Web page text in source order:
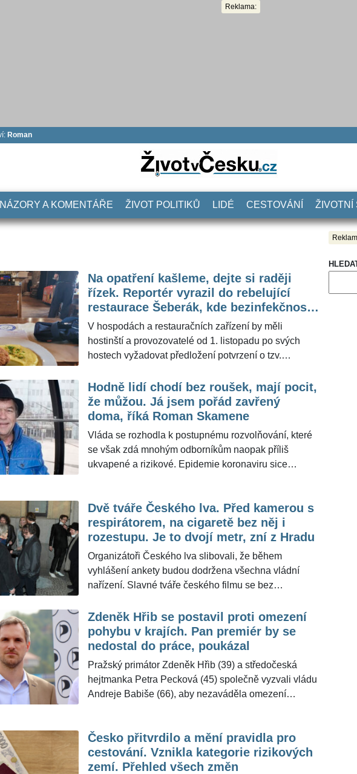
Reklama:
Roman
NÁZORY A KOMENTÁŘE ŽIVOT POLITIKŮ LIDÉ CESTOVÁNÍ ŽIVOTNÍ
Na opatření kašleme, dejte si raději
řízek. Reportér vyrazil do rebelující
restaurace Šeberák, kde bezinfekčnost
hostů neřeší. Tohle se dělo uvnitř
V hospodách a restauračních zařízení by měli
hostinští a provozovatelé od 1. listopadu po svých
hostech vyžadovat předložení potvrzení o tzv.
že vládní nařízení budou ignorovat. Jedním z
rebelujících podniků je také restaurace Šeberák v
pražských Kunraticích. Reportér portálu
personál svým hostům opravdu umožní návrat do
»starých časů«, kdy se v hospodách nic nehlídalo a
přijít mohl každý, kdo měl peníze. "Na vládní nařízení
nebudeme," vysvětlila obsluha známé restaurace
Šeberák, kde je majitelem nejznámější rebelant
Jakub Olbert.
Hodně lidí chodí bez roušek, mají pocit,
že můžou. Já jsem pořád zavřený
doma, říká Roman Skamene
Vláda se rozhodla k postupnému rozvolňování, které
se však zdá mnohým odborníkům naopak příliš
ukvapené a rizikové. Epidemie koronaviru sice
Romana Skamene (66) je problém v tom, že lidé se
neponaučili a hodně z nich přes platnost nošení
ochrany dýchacích cest nenosí roušku. "Osobní
zkušenost nemám, ale vidím to v televizi, jak hodně
lidí chodí bez roušky. Někdo je očkovaný, tak má
pocit, že může. Ale rouška je v současné době prostě
Dvě tváře Českého lva. Před kamerou s
respirátorem, na cigaretě bez něj i
rozestupu. Je to dvojí metr, zní z Hradu
Organizátoři Českého lva slibovali, že během
vyhlášení ankety budou dodržena všechna vládní
nařízení. Slavné tváře českého filmu se bez
ochrany dýchacích cest byli vyfotografováni například
Ivan Trojan (56), Barbora Poláková (37) či Roman
Holý (55). Pro ŽivotvČesku.cz se vyjádřil policejní
Českého lva pro ŽivotvČesku.cz okomentoval také
hradní mluvčí Jiří Ovčáček.
Zdeněk Hřib se postavil proti omezení
pohybu v krajích. Pan premiér by se
nedostal do práce, poukázal
Pražský primátor Zdeněk Hřib (39) a středočeská
hejtmanka Petra Pecková (45) společně vyzvali vládu
Andreje Babiše (66), aby nezaváděla omezení
by se pan premiér nedostal do práce," řekl pro
ŽivotvČesku.cz primátor hlavního města.
Česko přitvrdilo a mění pravidla pro
cestování. Vznikla kategorie rizikových
zemí. Přehled všech změn